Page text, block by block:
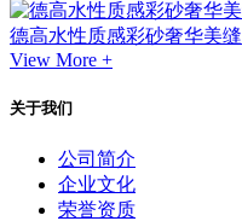
德高水性质感彩砂奢华美缝
View More +
关于我们
公司简介
企业文化
荣誉资质